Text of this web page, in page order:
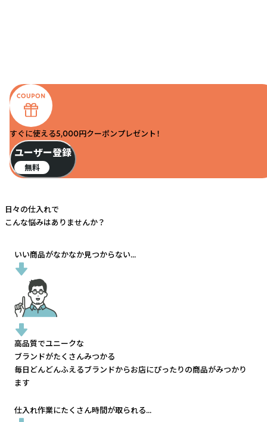
すぐに使える5,000円クーポンプレゼント！
ユーザー登録
無料
日々の仕入れで
こんな悩みはありませんか？
いい商品がなかなか見つからない...
高品質でユニークな
ブランドがたくさんみつかる
毎日どんどんふえるブランドからお店にぴったりの商品がみつかり
ます
仕入れ作業にたくさん時間が取られる...